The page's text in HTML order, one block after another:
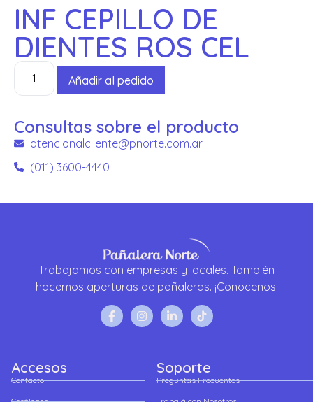
INF CEPILLO DE
DIENTES ROS CEL
Añadir al pedido
Consultas sobre el producto
atencionalcliente@pnorte.com.ar
(011) 3600-4440
Trabajamos con empresas y locales. También
hacemos aperturas de pañaleras. ¡Conocenos!
Accesos
Contacto
Soporte
Preguntas Frecuentes